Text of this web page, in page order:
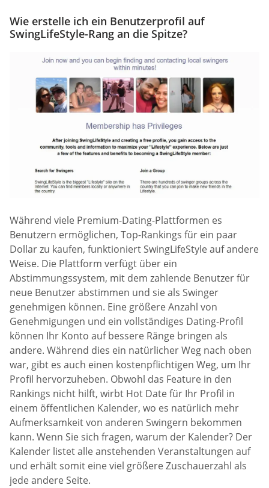
Wie erstelle ich ein Benutzerprofil auf
SwingLifeStyle-Rang an die Spitze?
Während viele Premium-Dating-Plattformen es
Benutzern ermöglichen, Top-Rankings für ein paar
Dollar zu kaufen, funktioniert SwingLifeStyle auf andere
Weise. Die Plattform verfügt über ein
Abstimmungssystem, mit dem zahlende Benutzer für
neue Benutzer abstimmen und sie als Swinger
genehmigen können. Eine größere Anzahl von
Genehmigungen und ein vollständiges Dating-Profil
können Ihr Konto auf bessere Ränge bringen als
andere. Während dies ein natürlicher Weg nach oben
war, gibt es auch einen kostenpflichtigen Weg, um Ihr
Profil hervorzuheben. Obwohl das Feature in den
Rankings nicht hilft, wirbt Hot Date für Ihr Profil in
einem öffentlichen Kalender, wo es natürlich mehr
Aufmerksamkeit von anderen Swingern bekommen
kann. Wenn Sie sich fragen, warum der Kalender? Der
Kalender listet alle anstehenden Veranstaltungen auf
und erhält somit eine viel größere Zuschauerzahl als
jede andere Seite.